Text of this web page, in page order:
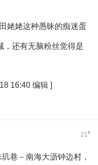
姥姥这种愚昧的痴迷蛋
，还有无脑粉丝觉得是
16:40 编辑 ]
21#
巷－南海大沥钟边村，